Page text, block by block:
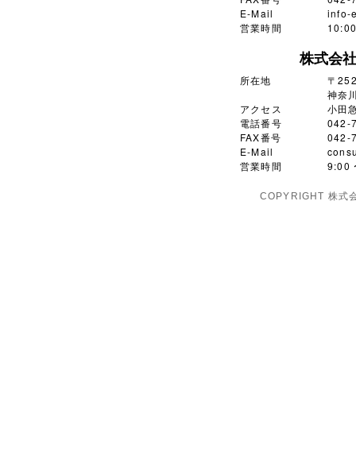
E-Mail
info-
営業時間
株式会
所在地
〒
神奈
アクセス
小田
電話番号
042-
FAX番号
042-
E-Mail
営業時間
9:00
COPYRIGHT 株式